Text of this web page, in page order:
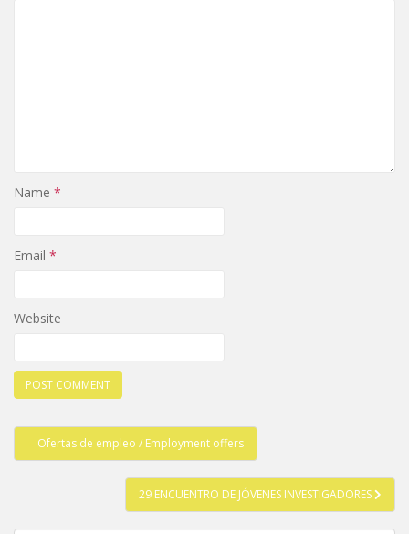
Name *
Email *
Website
Post
navigation
Ofertas de empleo / Employment offers
29 ENCUENTRO DE JÓVENES INVESTIGADORES